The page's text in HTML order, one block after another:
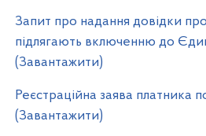
Запит про надання довідки
підлягають включенню до
(Завантажити)
Реєстраційна заява
(Завантажити)